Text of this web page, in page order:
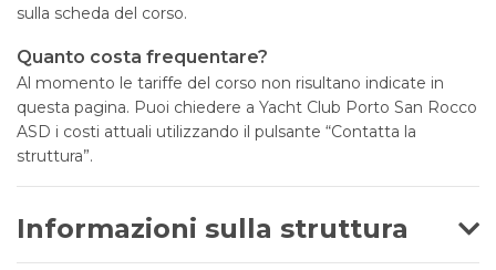
sulla scheda del corso.
Quanto costa frequentare?
Al momento le tariffe del corso non risultano indicate in
questa pagina. Puoi chiedere a Yacht Club Porto San Rocco
ASD i costi attuali utilizzando il pulsante “Contatta la
struttura”.
Informazioni sulla struttura